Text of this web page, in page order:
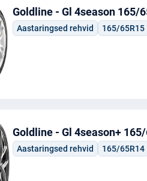
Goldline - Gl 4season 165/
Aastaringsed rehvid 165/65R15
Goldline - Gl 4season+
Aastaringsed rehvid 165/65R14